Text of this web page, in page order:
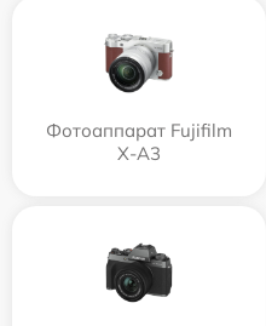
Фотоаппарат Fujifilm
X-A3